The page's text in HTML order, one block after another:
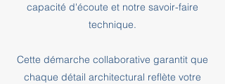
capacité d'écoute et notre savoir-faire
technique.
Cette démarche collaborative garantit que
chaque détail architectural reflète votre